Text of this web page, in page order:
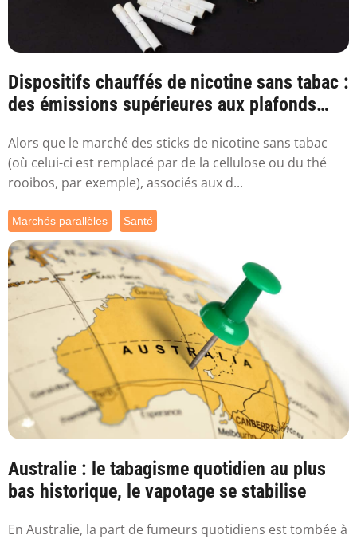
Dispositifs chauffés de nicotine sans tabac :
des émissions supérieures aux plafonds
Alors que le marché des sticks de nicotine sans tabac
(où celui-ci est remplacé par de la cellulose ou du thé
rooibos, par exemple), associés aux d...
Marchés parallèles Santé
Australie : le tabagisme quotidien au plus
bas historique, le vapotage se stabilise
En Australie, la part de fumeurs quotidiens est tombée à